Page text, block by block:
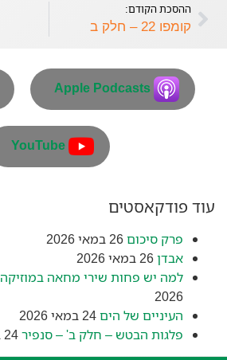
פיד RSSההסכת הקודם:
קומפו 22 – חלק ב
Apple Podcasts
YouTube
עוד פודקאסטים
פרק סיכום26 במאי 2026
אבדן26 במאי 2026
למה יש פחות שירי מחאה
2026
העיניים של הים24 במאי 2026
פלגות הבטש – חלק ב' – סנפיר24 במאי 2026